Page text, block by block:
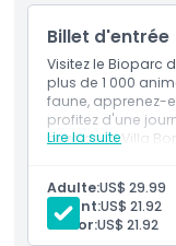
Points forts
Inclus
Exclus
Billet d'entrée
Visitez le Bioparc
plus de 1 000
faune, apprenez-
profitez d'une
parc de la Villa
Lire la suite
Adulte:US$ 29.99
Enfant:US$ 21.92
Sénior:US$ 21.92